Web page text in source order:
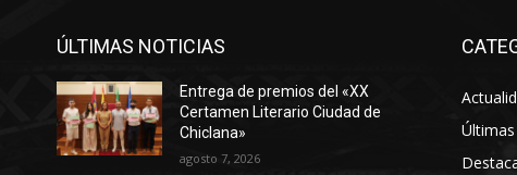
ÚLTIMAS NOTICIAS
Entrega de premios del «XX
Certamen Literario Ciudad de
Chiclana»
agosto 7, 2026